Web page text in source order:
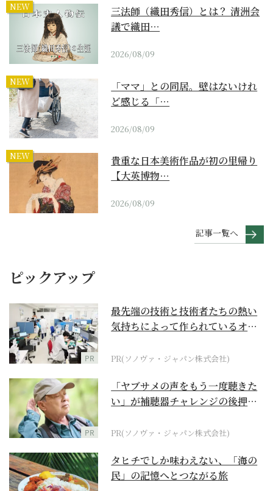
NEW
三法師（織田秀信）とは？ 清洲会
議で織田…
2026/08/09
NEW
「ママ」との同居。壁はないけれ
ど感じる「…
2026/08/09
NEW
貴重な日本美術作品が初の里帰り
【大英博物…
2026/08/09
記事一覧へ
ピックアップ
PR
最先端の技術と技術者たちの熱い
気持ちによって作られているオー
PR(ソノヴァ・ジャパン株式会社)
PR
「ヤブサメの声をもう一度聴きた
い」が補聴器チャレンジの後押し
PR(ソノヴァ・ジャパン株式会社)
タヒチでしか味わえない、「海の
民」の記憶へとつながる旅